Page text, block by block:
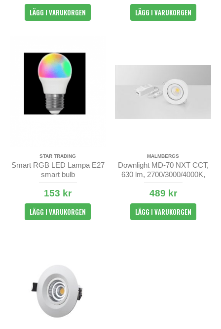
LÄGG I VARUKORGEN LÄGG I VARUKORGEN
STAR TRADING
Smart RGB LED Lampa E27
smart bulb
153 kr
LÄGG I VARUKORGEN
MALMBERGS
Downlight MD-70 NXT CCT,
630 lm, 2700/3000/4000K,
230V, IP44
489 kr
LÄGG I VARUKORGEN